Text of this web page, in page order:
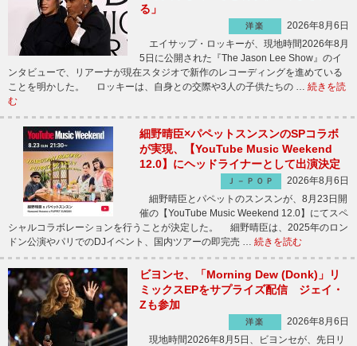
る」
洋楽
2026年8月6日
エイサップ・ロッキーが、現地時間2026年8月
5日に公開された『The Jason Lee Show』のイ
ンタビューで、リアーナが現在スタジオで新作のレコーディングを進めている
ことを明かした。 ロッキーは、自身との交際や3人の子供たちの … 続きを読
む
細野晴臣×パペットスンスンのSPコラボ
が実現、【YouTube Music Weekend
12.0】にヘッドライナーとして出演決定
Ｊ－ＰＯＰ
2026年8月6日
細野晴臣とパペットのスンスンが、8月23日開
催の【YouTube Music Weekend 12.0】にてスペ
シャルコラボレーションを行うことが決定した。 細野晴臣は、2025年のロン
ドン公演やパリでのDJイベント、国内ツアーの即完売 … 続きを読む
ビヨンセ、「Morning Dew (Donk)」リ
ミックスEPをサプライズ配信 ジェイ・
Zも参加
洋楽
2026年8月6日
現地時間2026年8月5日、ビヨンセが、先日リ